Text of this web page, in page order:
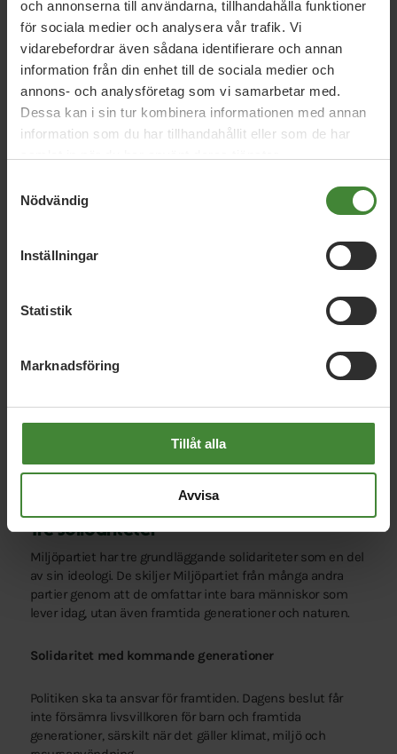
och annonserna till användarna, tillhandahålla funktioner
för sociala medier och analysera vår trafik. Vi
vidarebefordrar även sådana identifierare och annan
information från din enhet till de sociala medier och
annons- och analysföretag som vi samarbetar med.
Dessa kan i sin tur kombinera informationen med annan
information som du har tillhandahållit eller som de har
Nödvändig
Inställningar
Statistik
Marknadsföring
Tillåt alla
Avvisa
6. En god vård och omsorg med trygghet i
varje skede av livet
7. En stark samverkan för social trygghet
bostadsmiljö
12. En kommun där din röst blir hörd
Tre solidariteter
Miljöpartiet har tre grundläggande solidariteter som en del
av sin ideologi. De skiljer Miljöpartiet från många andra
partier genom att de omfattar inte bara människor som
lever idag, utan även framtida generationer och naturen.
Solidaritet med kommande generationer
Politiken ska ta ansvar för framtiden. Dagens beslut får
inte försämra livsvillkoren för barn och framtida
generationer, särskilt när det gäller klimat, miljö och